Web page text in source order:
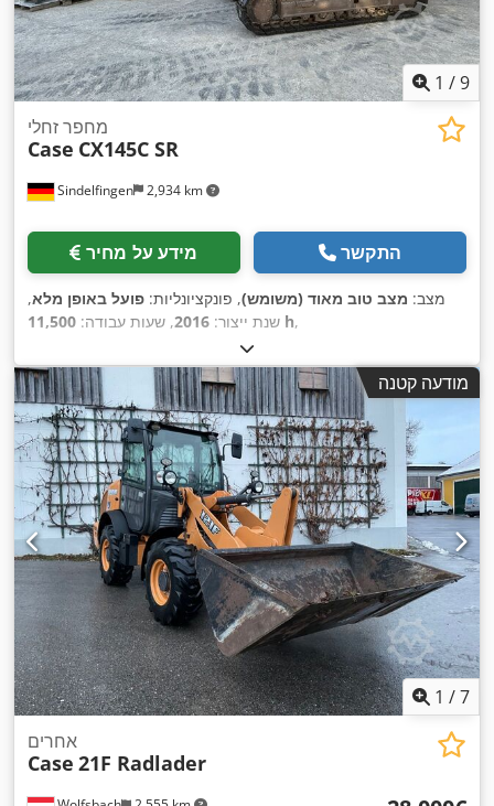
1 /9
Sindelfingen 2,934 km
מחפר זחלי
Case CX145C SR
מידע על מחיר התקשר
מצב: מצב טוב מאוד (משומש), פונקציונליות: פועל באופן מלא,
שנת ייצור: 2016, שעות עבודה: 11,500 h,
מודעה קטנה
1 /7
אחרים
Case 21F Radlader